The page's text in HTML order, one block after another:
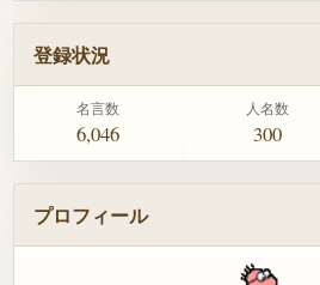
登録状況
名言数
6,046
人名数
300
プロフィール